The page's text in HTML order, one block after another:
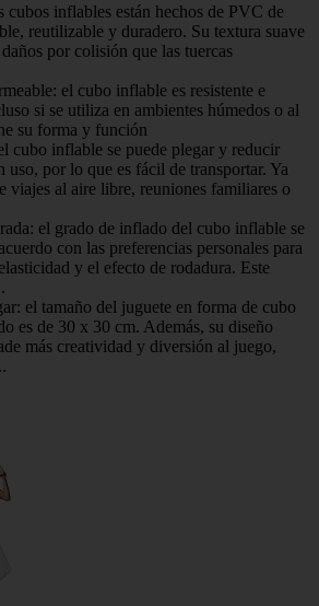
cubos inflables están hechos de PVC de
reutilizable y duradero. Su textura suave
por colisión que las tuercas
el cubo inflable es resistente e
si se utiliza en ambientes húmedos o al
su forma y función
cubo inflable se puede plegar y reducir
uso, por lo que es fácil de transportar. Ya
viajes al aire libre, reuniones familiares o
el grado de inflado del cubo inflable se
con las preferencias personales para
y el efecto de rodadura. Este
el tamaño del juguete en forma de cubo
es de 30 x 30 cm. Además, su diseño
más creatividad y diversión al juego,